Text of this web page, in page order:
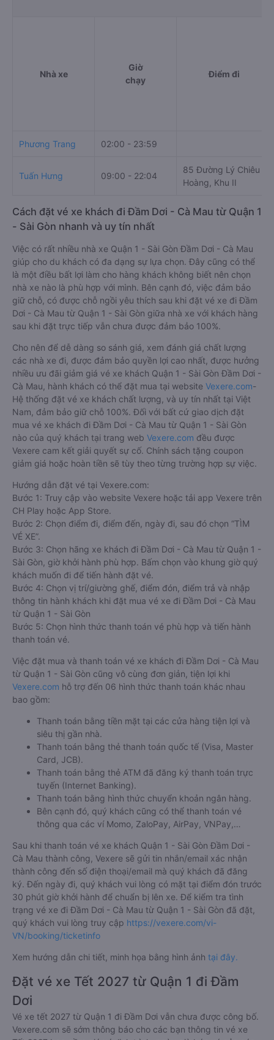
Nhà xe
Giờ
chạy
Điểm đi
Phương Trang 02:00 - 23:59
Tuấn Hưng 09:00 - 22:04
85 Đường Lý Chiêu
Hoàng, Khu II
Cách đặt vé xe khách đi Đầm Dơi - Cà Mau từ Quận 1
- Sài Gòn nhanh và uy tín nhất
Việc có rất nhiều nhà xe Quận 1 - Sài Gòn Đầm Dơi - Cà Mau
giúp cho du khách có đa dạng sự lựa chọn. Đây cũng có thể
là một điều bất lợi làm cho hàng khách không biết nên chọn
nhà xe nào là phù hợp với mình. Bên cạnh đó, việc đảm bảo
giữ chỗ, có được chỗ ngồi yêu thích sau khi đặt vé xe đi Đầm
Dơi - Cà Mau từ Quận 1 - Sài Gòn giữa nhà xe với khách hàng
sau khi đặt trực tiếp vẫn chưa được đảm bảo 100%.
Cho nên để dễ dàng so sánh giá, xem đánh giá chất lượng
các nhà xe đi, được đảm bảo quyền lợi cao nhất, được hưởng
nhiều ưu đãi giảm giá vé xe khách Quận 1 - Sài Gòn Đầm Dơi -
Cà Mau, hành khách có thể đặt mua tại website Vexere.com-
Hệ thống đặt vé xe khách chất lượng, và uy tín nhất tại Việt
Nam, đảm bảo giữ chỗ 100%. Đối với bất cứ giao dịch đặt
mua vé xe khách đi Đầm Dơi - Cà Mau từ Quận 1 - Sài Gòn
nào của quý khách tại trang web Vexere.com đều được
Vexere cam kết giải quyết sự cố. Chính sách tặng coupon
giảm giá hoặc hoàn tiền sẽ tùy theo từng trường hợp sự việc.
Hướng dẫn đặt vé tại Vexere.com:
Bước 1: Truy cập vào website Vexere hoặc tải app Vexere trên
CH Play hoặc App Store.
Bước 2: Chọn điểm đi, điểm đến, ngày đi, sau đó chọn “TÌM
VÉ XE”.
Bước 3: Chọn hãng xe khách đi Đầm Dơi - Cà Mau từ Quận 1 -
Sài Gòn, giờ khởi hành phù hợp. Bấm chọn vào khung giờ quý
khách muốn đi để tiến hành đặt vé.
Bước 4: Chọn vị trí/giường ghế, điểm đón, điểm trả và nhập
thông tin hành khách khi đặt mua vé xe đi Đầm Dơi - Cà Mau
từ Quận 1 - Sài Gòn
Bước 5: Chọn hình thức thanh toán vé phù hợp và tiến hành
thanh toán vé.
Việc đặt mua và thanh toán vé xe khách đi Đầm Dơi - Cà Mau
từ Quận 1 - Sài Gòn cũng vô cùng đơn giản, tiện lợi khi
Vexere.com hỗ trợ đến 06 hình thức thanh toán khác nhau
bao gồm:
Thanh toán bằng tiền mặt tại các cửa hàng tiện lợi và
siêu thị gần nhà.
Thanh toán bằng thẻ thanh toán quốc tế (Visa, Master
Card, JCB).
Thanh toán bằng thẻ ATM đã đăng ký thanh toán trực
tuyến (Internet Banking).
Thanh toán bằng hình thức chuyển khoản ngân hàng.
Bên cạnh đó, quý khách cũng có thể thanh toán vé
thông qua các ví Momo, ZaloPay, AirPay, VNPay,…
Sau khi thanh toán vé xe khách Quận 1 - Sài Gòn Đầm Dơi -
Cà Mau thành công, Vexere sẽ gửi tin nhắn/email xác nhận
thành công đến số điện thoại/email mà quý khách đã đăng
ký. Đến ngày đi, quý khách vui lòng có mặt tại điểm đón trước
30 phút giờ khởi hành để chuẩn bị lên xe. Để kiểm tra tình
trạng vé xe đi Đầm Dơi - Cà Mau từ Quận 1 - Sài Gòn đã đặt,
quý khách vui lòng truy cập https://vexere.com/vi-
VN/booking/ticketinfo
Xem hướng dẫn chi tiết, minh họa bằng hình ảnh tại đây.
Đặt vé xe Tết 2027 từ Quận 1 đi Đầm
Dơi
Vé xe tết 2027 từ Quận 1 đi Đầm Dơi vẫn chưa được công bố.
Vexere.com sẽ sớm thông báo cho các bạn thông tin vé xe